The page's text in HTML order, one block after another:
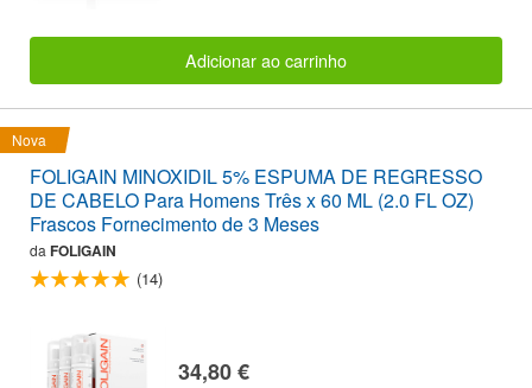
Adicionar ao carrinho
Nova
FOLIGAIN MINOXIDIL 5% ESPUMA DE REGRESSO
DE CABELO Para Homens Três x 60 ML (2.0 FL OZ)
Frascos Fornecimento de 3 Meses
da FOLIGAIN
(14)
34,80 €